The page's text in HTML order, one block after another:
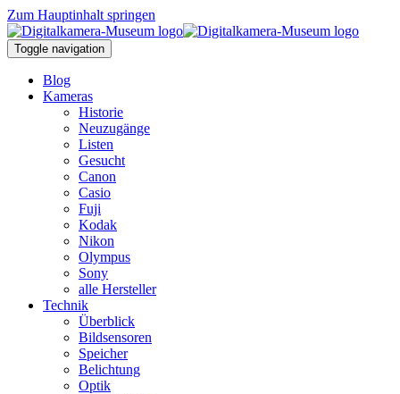
Zum Hauptinhalt springen
Toggle navigation
Blog
Kameras
Historie
Neuzugänge
Listen
Gesucht
Canon
Casio
Fuji
Kodak
Nikon
Olympus
Sony
alle Hersteller
Technik
Überblick
Bildsensoren
Speicher
Belichtung
Optik